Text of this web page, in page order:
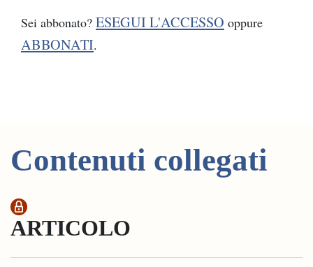
Sei abbonato? ESEGUI L'ACCESSO oppure
ABBONATI.
Contenuti collegati
ARTICOLO